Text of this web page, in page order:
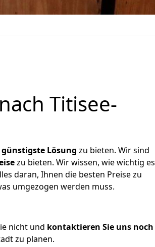
Titisee-
günstigste Lösung zu bieten. Wir sind
zu bieten. Wir wissen, wie wichtig es
daran, Ihnen die besten Preise zu
umgezogen werden muss.
nicht und kontaktieren Sie uns noch
zu planen.